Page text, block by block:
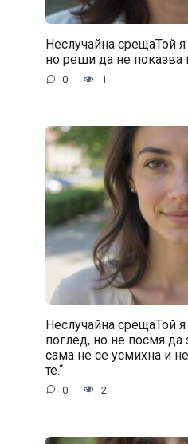
Неслучайна срещаТой
но реши да не показва
0 1
Неслучайна срещаТой
поглед, но не посмя да
сама не се усмихна и
те.“
0 2